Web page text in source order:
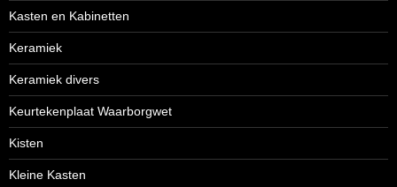
Kasten en Kabinetten
Keramiek
Keramiek divers
Keurtekenplaat Waarborgwet
Kisten
Kleine Kasten